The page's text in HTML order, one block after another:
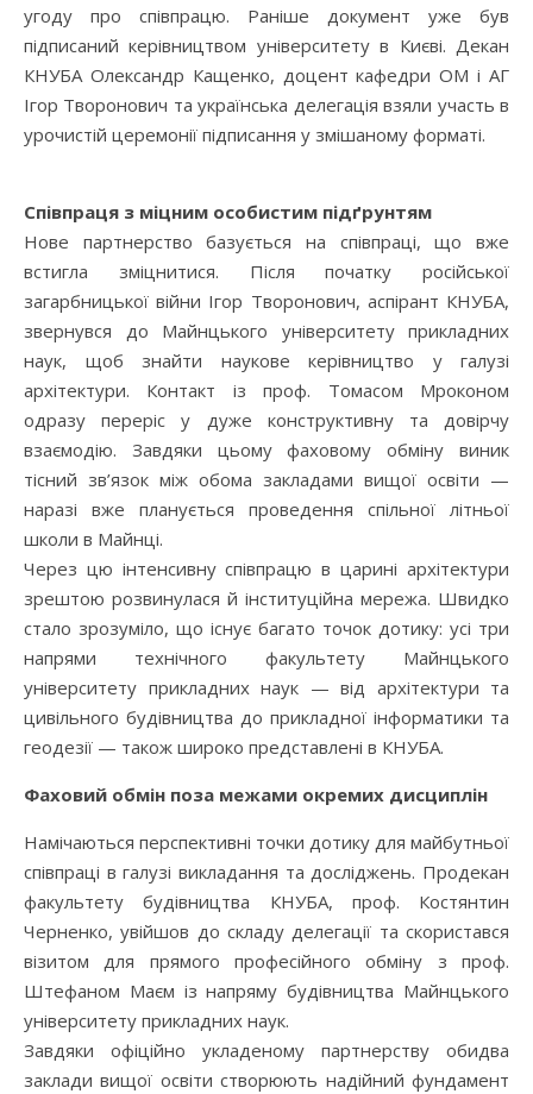
угоду про співпрацю. Раніше документ уже був
підписаний керівництвом університету в Києві. Декан
КНУБА Олександр Кащенко, доцент кафедри ОМ і АГ
Ігор Творонович та українська делегація взяли участь в
урочистій церемонії підписання у змішаному форматі.
Співпраця з міцним особистим підґрунтям
Нове партнерство базується на співпраці, що вже
встигла зміцнитися. Після початку російської
загарбницької війни Ігор Творонович, аспірант КНУБА,
звернувся до Майнцького університету прикладних
наук, щоб знайти наукове керівництво у галузі
архітектури. Контакт із проф. Томасом Мроконом
одразу переріс у дуже конструктивну та довірчу
взаємодію. Завдяки цьому фаховому обміну виник
тісний зв’язок між обома закладами вищої освіти —
наразі вже планується проведення спільної літньої
школи в Майнці.
Через цю інтенсивну співпрацю в царині архітектури
зрештою розвинулася й інституційна мережа. Швидко
стало зрозуміло, що існує багато точок дотику: усі три
напрями технічного факультету Майнцького
університету прикладних наук — від архітектури та
цивільного будівництва до прикладної інформатики та
геодезії — також широко представлені в КНУБА.
Фаховий обмін поза межами окремих дисциплін
Намічаються перспективні точки дотику для майбутньої
співпраці в галузі викладання та досліджень. Продекан
факультету будівництва КНУБА, проф. Костянтин
Черненко, увійшов до складу делегації та скористався
візитом для прямого професійного обміну з проф.
Штефаном Маєм із напряму будівництва Майнцького
університету прикладних наук.
Завдяки офіційно укладеному партнерству обидва
заклади вищої освіти створюють надійний фундамент